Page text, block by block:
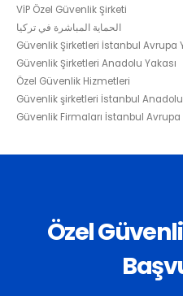
VİP Özel Güvenlik Şirketi
الحماية المباشرة في تركيا
Güvenlik Şirketleri İstanbul Avrupa
Güvenlik Şirketleri Anadolu Yakası
Özel Güvenlik Hizmetleri
Güvenlik şirketleri İstanbul Anadolu
Güvenlik Firmaları İstanbul Avrupa
Özel